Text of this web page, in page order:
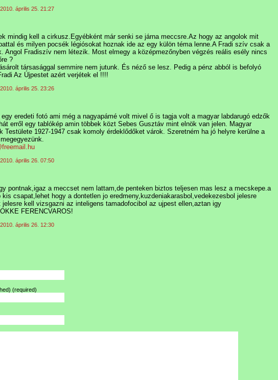
2010. április 25. 21:27
mindig kell a cirkusz.Egyébként már senki se járna meccsre.Az hogy az angolok mit
és milyen pocsék légiósokat hoznak ide az egy külön téma lenne.A Fradi szív csak a
Angol Fradiszív nem létezik. Most elmegy a középmezőnyben végzés reális esély nincs
?
társasággal semmire nem jutunk. És néző se lesz. Pedig a pénz abból is befolyó
Az Újpestet azért verjétek el !!!!
2010. április 25. 23:26
eredeti fotó ami még a nagyapámé volt mivel ő is tagja volt a magyar labdarugó edzők
erről egy tablókép amin többek közt Sebes Gusztáv mint elnök van jelen. Magyar
Testülete 1927-1947 csak komoly érdeklődőket várok. Szeretném ha jó helyre kerülne a
2010. április 26. 07:50
pontnak,igaz a meccset nem lattam,de penteken biztos teljesen mas lesz a mecskepe.a
csapat,lehet hogy a dontetlen jo eredmeny,kuzdeniakarasbol,vedekezesbol jelesre
kell vizsgazni az inteligens tamadofocibol az ujpest ellen,aztan igy
FERENCVAROS!
2010. április 26. 12:30
(required)